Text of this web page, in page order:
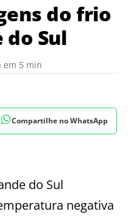
do frio
do Sul
em 5 min
Compartilhe no WhatsApp
do Sul
negativa